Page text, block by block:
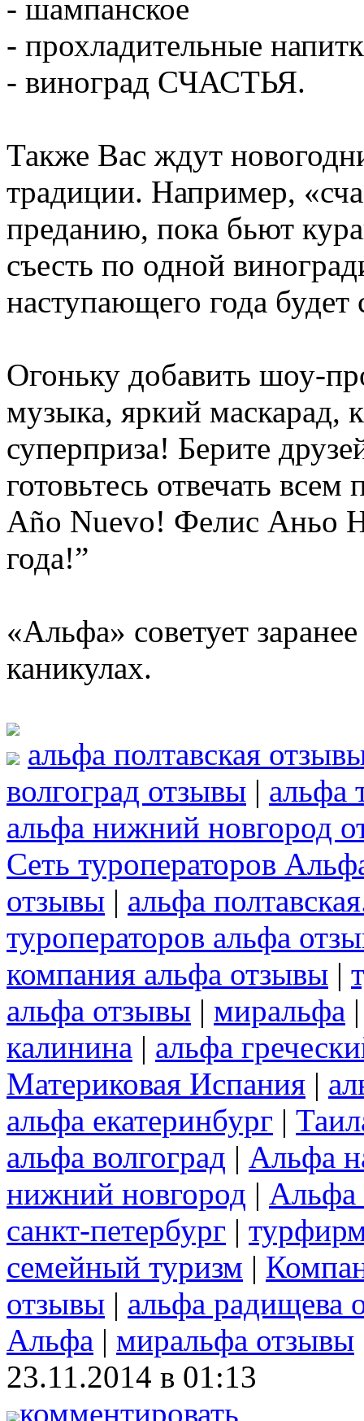
- шампанское
- прохладительные
- виноград СЧАСТЬЯ.
Также Вас ждут
традиции. Например,
преданию, пока бьют
съесть по одной
наступающего года будет
Огоньку добавить шоу-
музыка, яркий маскарад,
суперприза! Берите
готовьтесь отвечать
Año Nuevo! Фелис Аньо
года!”
«Альфа» советует
каникулах.
альфа полтавская
волгоград отзывы | альфа
альфа нижний новгород
Сеть туроператоров
отзывы | альфа
туроператоров альфа
компания альфа отзывы |
альфа отзывы | миральфа
калинина | альфа
Материковая Испания |
альфа екатеринбург |
альфа волгоград | Альфа
нижний новгород | Альфа
санкт-петербург |
семейный туризм |
отзывы | альфа радищева
Альфа | миральфа отзывы
23.11.2014 в 01:13
комментировать